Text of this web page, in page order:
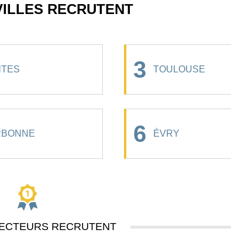
RECRUTENT
3 TOULOUSE
6 ÉVRY
RECRUTENT